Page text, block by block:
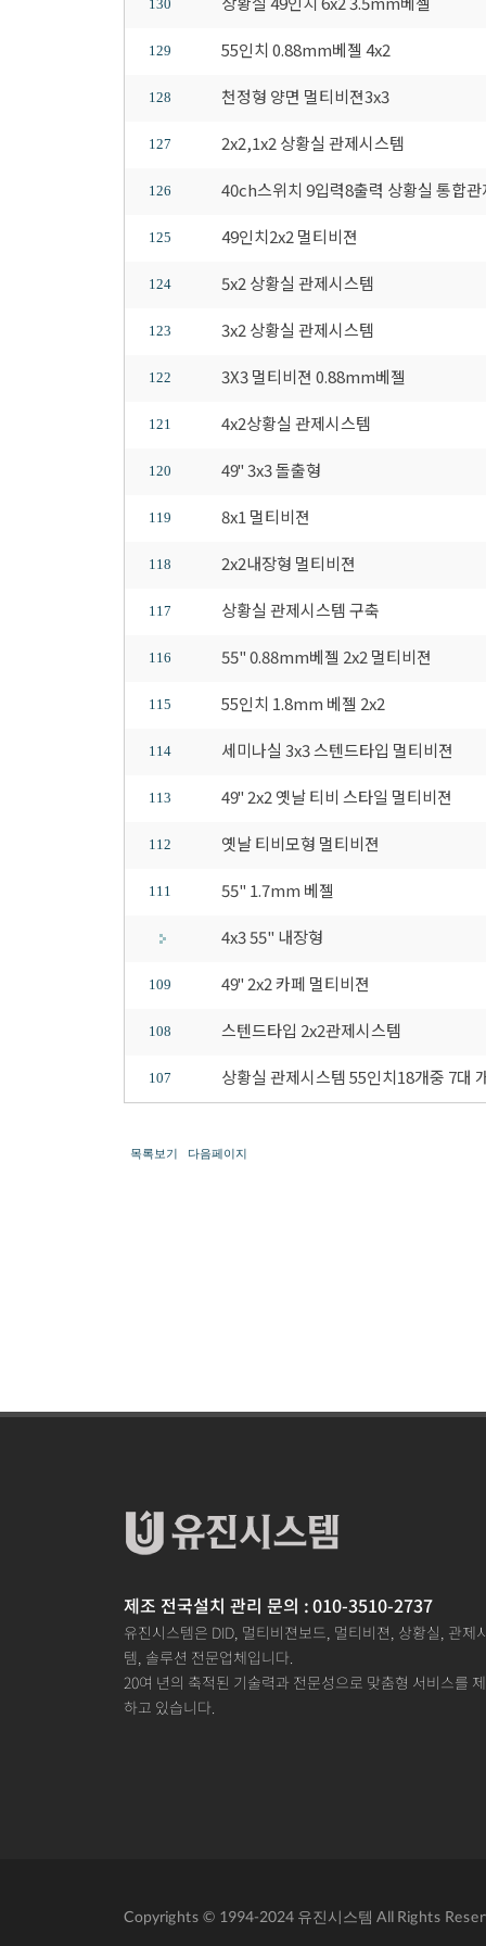
130
129 55인치 0.88mm베젤 4x2
128 천정형 양면 멀티비젼3x3
127 2x2,1x2 상황실 관제시스템
126 40ch스위치 9입력8출력 상황실 통합관
125 49인치2x2 멀티비젼
124 5x2 상황실 관제시스템
123 3x2 상황실 관제시스템
122 3X3 멀티비젼 0.88mm베젤
121 4x2상황실 관제시스템
120 49" 3x3 돌출형
119 8x1 멀티비젼
118 2x2내장형 멀티비젼
117 상황실 관제시스템 구축
116 55" 0.88mm베젤 2x2 멀티비젼
115 55인치 1.8mm 베젤 2x2
114 세미나실 3x3 스텐드타입 멀티비젼
113 49" 2x2 옛날 티비 스타일 멀티비젼
112 옛날 티비모형 멀티비젼
111 55" 1.7mm 베젤
4x3 55" 내장형
109 49" 2x2 카페 멀티비젼
108 스텐드타입 2x2관제시스템
107 상황실 관제시스템 55인치18개중 7대
목록보기 다음페이지
제조 전국설치 관리 문의 : 010-3510-2737
유진시스템은 DID, 멀티비젼보드, 멀티비젼, 상황실, 관제
템, 솔루션 전문업체입니다.
20여 년의 축적된 기술력과 전문성으로 맞춤형 서비스를
하고 있습니다.
Copyrights © 1994-2024 유진시스템 All Rights